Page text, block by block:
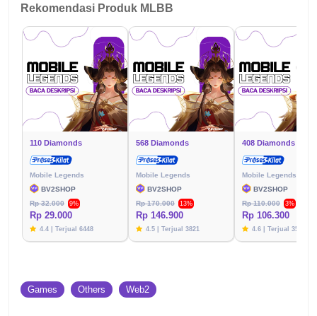
Rekomendasi Produk MLBB
110 Diamonds
Mobile Legends
BV2SHOP
Rp 32.000
9%
Rp 29.000
4.4 | Terjual 6448
568 Diamonds
Mobile Legends
BV2SHOP
Rp 170.000
13%
Rp 146.900
4.5 | Terjual 3821
408 Diamonds
Mobile Legends
BV2SHOP
Rp 110.000
3%
Rp 106.300
4.6 | Terjual 3576
Games Others Web2